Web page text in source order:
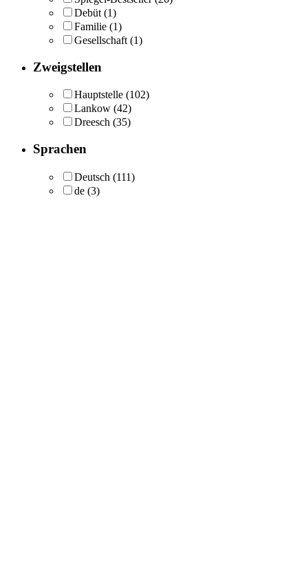
Debüt (1)
Familie (1)
Gesellschaft (1)
Zweigstellen
Hauptstelle (102)
Lankow (42)
Dreesch (35)
Sprachen
Deutsch (111)
de (3)